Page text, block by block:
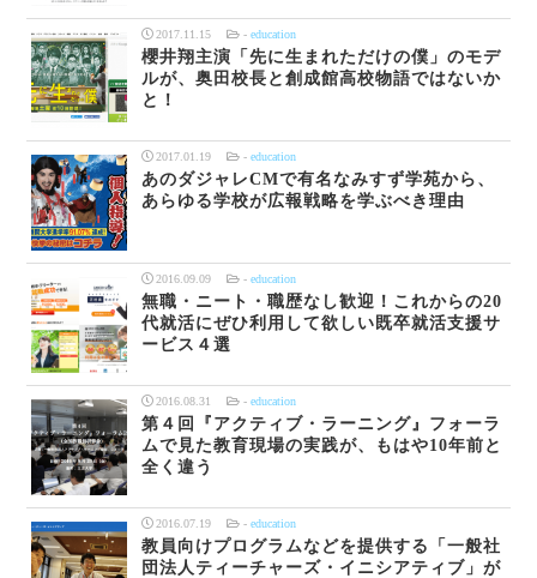
2017.11.15 - education
櫻井翔主演「先に生まれただけの僕」のモデ
ルが、奥田校長と創成館高校物語ではないか
と！
2017.01.19 - education
あのダジャレCMで有名なみすず学苑から、
あらゆる学校が広報戦略を学ぶべき理由
2016.09.09 - education
無職・ニート・職歴なし歓迎！これからの20
代就活にぜひ利用して欲しい既卒就活支援サ
ービス４選
2016.08.31 - education
第４回『アクティブ・ラーニング』フォーラ
ムで見た教育現場の実践が、もはや10年前と
全く違う
2016.07.19 - education
教員向けプログラムなどを提供する「一般社
団法人ティーチャーズ・イニシアティブ」が